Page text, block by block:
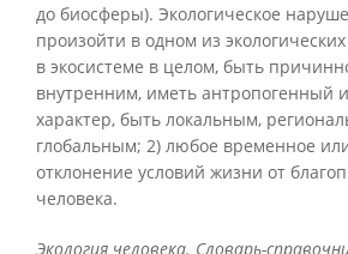
до биосферы). Экологическое
произойти в одном из
в экосистеме в целом, быть
внутренним, иметь антропогенный
характер, быть локальным,
глобальным; 2) любое временное
отклонение условий жизни от
человека.
Экология человека. Словарь-